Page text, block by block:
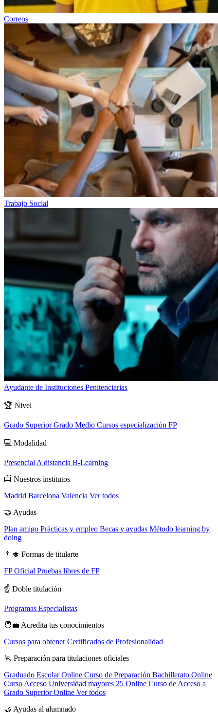
Correos
Trabajo Social
Ayudante de Instituciones Penitenciarias
🏆 Nivel
Grado SuperiorGrado Medio Cursos especialización FP
💻 Modalidad
Presencial A distancia B-Learning
🏬 Nuestros institutos
Madrid Barcelona Valencia Ver todos
🤝 Ayudas
Plan amigo Prácticas y empleo Becas y ayudas Método learning by
doing
👨‍🎓 Formas de titularte
FP Oficial Pruebas libres de FP
☝️ Doble titulación
Programas Especialistas
🧑‍💼 Acredita tus conocimientos
Cursos para obtener Certificados de Profesionalidad
🏃 Preparación para titulaciones oficiales
Graduado Escolar Online Curso de Preparación Bachillerato Online
Curso Acceso Universidad mayores 25 Online Curso de Acceso a
Grado Superior Online Ver todos
🤝 Ayudas al alumnado